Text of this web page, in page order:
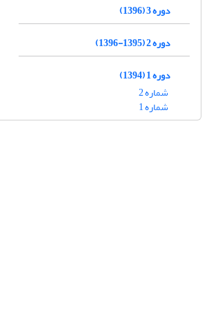
دوره 3 (1396)
دوره 2 (1395-1396)
دوره 1 (1394)
شماره 2
شماره 1